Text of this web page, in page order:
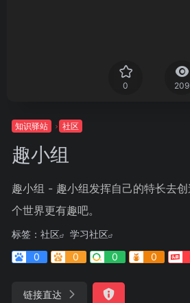
0 209
知识驿站 社区
趣小组
趣小组 - 趣小组发挥自己的特长去
个世界更有趣吧。
标签： 社区
学习社区
0
0 0 0
链接直达